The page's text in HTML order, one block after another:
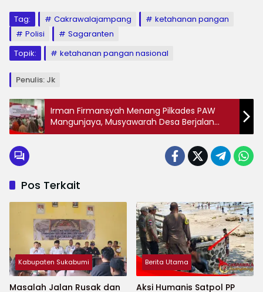
Tag: Cakrawalajampang
ketahanan pangan
Polisi
Sagaranten
Topik:
ketahanan pangan nasional
Penulis: Jk
Irman Firmansyah Menang Pilkades PAW
Mangunjaya, Musyawarah Desa Berjalan
Kondusif
Pos Terkait
Kabupaten Sukabumi
Masalah Jalan Rusak dan
Berita Utama
Aksi Humanis Satpol PP